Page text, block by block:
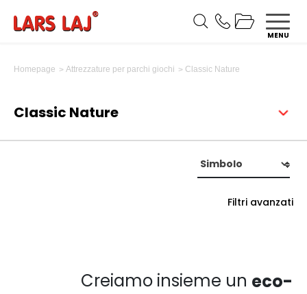
MENU
Homepage Attrezzature per parchi giochi Classic Nature
Classic Nature
Filtri avanzati
Creiamo insieme un eco-